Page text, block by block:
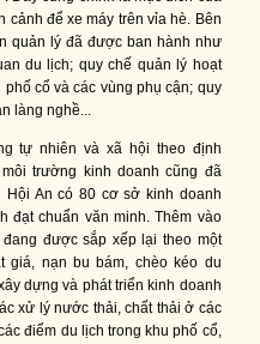
cảnh để xe máy trên vỉa hè. Bên
quản lý đã được ban hành như
du lịch; quy chế quản lý hoạt
cổ và các vùng phụ cận; quy
làng nghề...
tự nhiên và xã hội theo định
trường kinh doanh cũng đã
An có 80 cơ sở kinh doanh
đạt chuẩn văn minh. Thêm vào
được sắp xếp lại theo một
giá, nạn bu bám, chèo kéo du
dựng và phát triển kinh doanh
xử lý nước thải, chất thải ở các
điểm du lịch trong khu phố cổ,